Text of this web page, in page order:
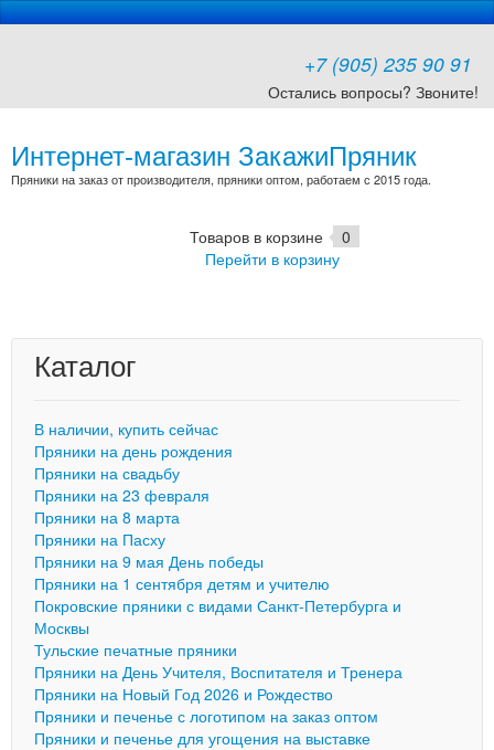
+7 (905) 235 90 91
Остались вопросы? Звоните!
Интернет-магазин ЗакажиПряник
Пряники на заказ от производителя, пряники оптом, работаем с 2015 года.
Товаров в корзине
0
Перейти в корзину
Каталог
В наличии, купить сейчас
Пряники на день рождения
Пряники на свадьбу
Пряники на 23 февраля
Пряники на 8 марта
Пряники на Пасху
Пряники на 9 мая День победы
Пряники на 1 сентября детям и учителю
Покровские пряники с видами Санкт-Петербурга и
Москвы
Тульские печатные пряники
Пряники на День Учителя, Воспитателя и Тренера
Пряники на Новый Год 2026 и Рождество
Пряники и печенье с логотипом на заказ оптом
Пряники и печенье для угощения на выставке